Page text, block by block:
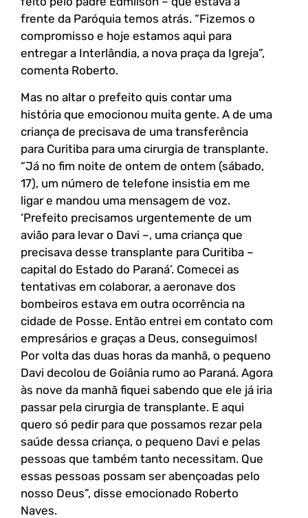
frente da Paróquia temos atrás. “Fizemos o
compromisso e hoje estamos aqui para
entregar a Interlândia, a nova praça da Igreja”,
comenta Roberto.
Mas no altar o prefeito quis contar uma
história que emocionou muita gente. A de uma
criança de precisava de uma transferência
para Curitiba para uma cirurgia de transplante.
“Já no fim noite de ontem de ontem (sábado,
17), um número de telefone insistia em me
ligar e mandou uma mensagem de voz.
‘Prefeito precisamos urgentemente de um
avião para levar o Davi –, uma criança que
precisava desse transplante para Curitiba –
capital do Estado do Paraná’. Comecei as
tentativas em colaborar, a aeronave dos
bombeiros estava em outra ocorrência na
cidade de Posse. Então entrei em contato com
empresários e graças a Deus, conseguimos!
Por volta das duas horas da manhã, o pequeno
Davi decolou de Goiânia rumo ao Paraná. Agora
às nove da manhã fiquei sabendo que ele já iria
passar pela cirurgia de transplante. E aqui
quero só pedir para que possamos rezar pela
saúde dessa criança, o pequeno Davi e pelas
pessoas que também tanto necessitam. Que
essas pessoas possam ser abençoadas pelo
nosso Deus”, disse emocionado Roberto
Naves.